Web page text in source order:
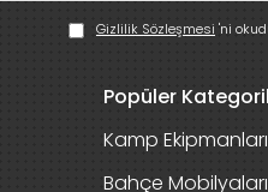
Gizlilik Sözleşmesi 'ni
Popüler
Kamp Ekipmanları
Bahçe Mobilyaları